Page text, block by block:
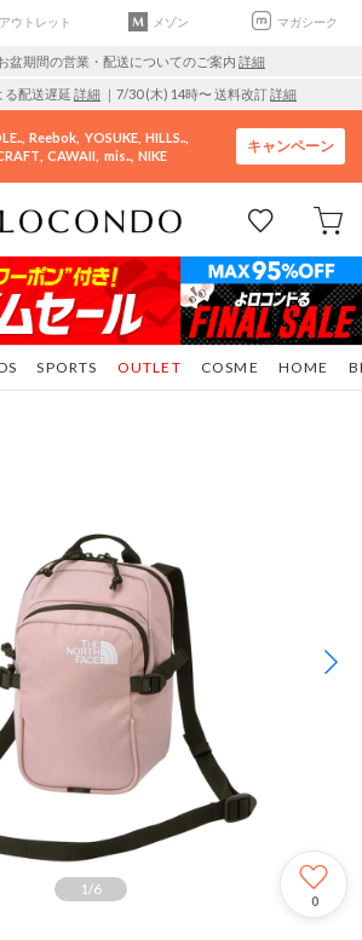
アウトレット メゾン マガシーク
盆期間の営業・配送についてのご案内 詳細
る配送遅延 詳細 ｜7/30 (木) 14時〜 送料改訂詳細
Reebok YOSUKE HILLS..
CAWAII mis.. NIKE
キャンペーン
SPORTS COSME HOME
OUTLET
1 /6
0